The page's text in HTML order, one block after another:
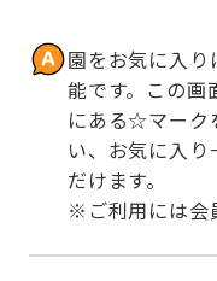
園をお気に入
能です。この画
にある☆マーク
い、お気に入
だけます。
※ご利用には会